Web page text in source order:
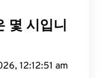
몇 시입니
12:12:52 am